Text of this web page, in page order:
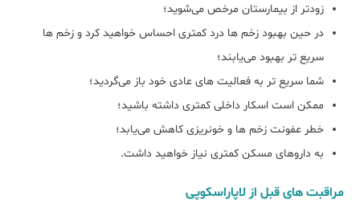
زودتر از بیمارستان مرخص می‌شوید؛
در حین بهبود زخم ها درد کمتری احساس خواهید کرد و زخم ها
سریع تر بهبود می‌یابند؛
شما سریع تر به فعالیت های عادی خود باز می‌گردید؛
ممکن است اسکار داخلی کمتری داشته باشید؛
خطر عفونت زخم ها و خونریزی کاهش می‌یابد؛
به داروهای مسکن کمتری نیاز خواهید داشت.
مراقبت های قبل از لاپاراسکوپی